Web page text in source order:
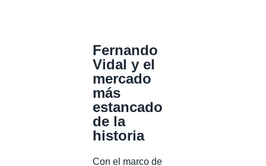
Fernando
Vidal y el
mercado
más
estancado
de la
historia
Con el marco de